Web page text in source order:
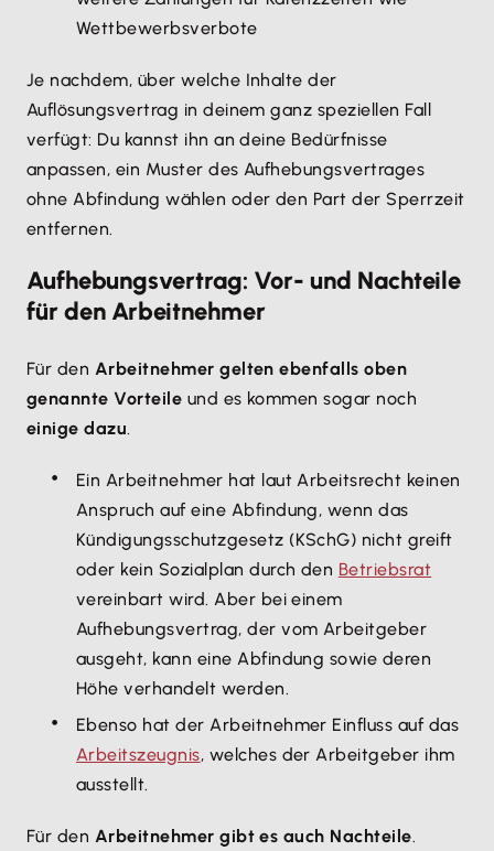
Wettbewerbsverbote
Je nachdem, über welche Inhalte der
Auflösungsvertrag in deinem ganz speziellen Fall
verfügt: Du kannst ihn an deine Bedürfnisse
anpassen, ein Muster des Aufhebungsvertrages
ohne Abfindung wählen oder den Part der Sperrzeit
entfernen.
Aufhebungsvertrag: Vor- und Nachteile
für den Arbeitnehmer
Für den Arbeitnehmer gelten ebenfalls oben
genannte Vorteile und es kommen sogar noch
einige dazu.
Ein Arbeitnehmer hat laut Arbeitsrecht keinen
Anspruch auf eine Abfindung, wenn das
Kündigungsschutzgesetz (KSchG) nicht greift
oder kein Sozialplan durch den Betriebsrat
vereinbart wird. Aber bei einem
Aufhebungsvertrag, der vom Arbeitgeber
ausgeht, kann eine Abfindung sowie deren
Höhe verhandelt werden.
Ebenso hat der Arbeitnehmer Einfluss auf das
Arbeitszeugnis, welches der Arbeitgeber ihm
ausstellt.
Für den Arbeitnehmer gibt es auch Nachteile.